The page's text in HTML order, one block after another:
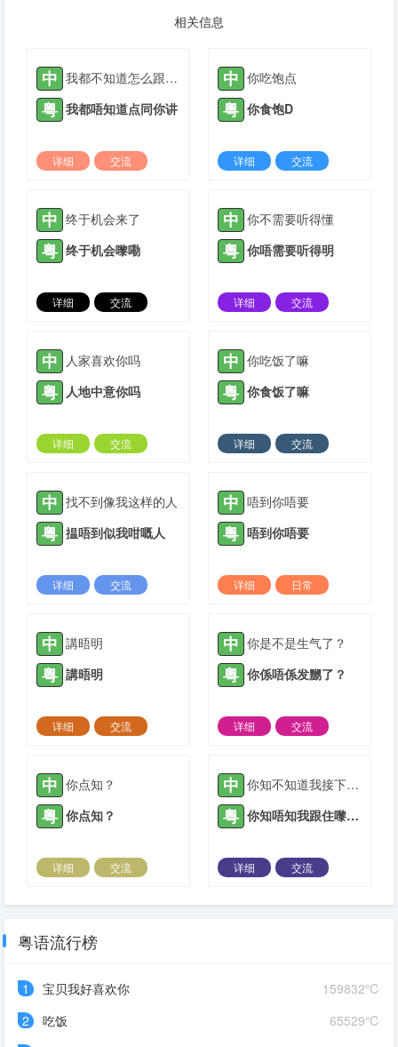
相关信息
中 我都不知道怎么跟你说
粤 我都唔知道点同你讲
详细
交流
中 你吃饱点
粤 你食饱D
详细
交流
中 终于机会来了
粤 终于机会嚟嘞
详细
交流
中 你不需要听得懂
粤 你唔需要听得明
详细
交流
中 人家喜欢你吗
粤 人地中意你吗
详细
交流
中 你吃饭了嘛
粤 你食饭了嘛
详细
交流
中 找不到像我这样的人
粤 揾唔到似我咁嘅人
详细
交流
中 唔到你唔要
粤 唔到你唔要
详细
日常
中 講晤明
粤 講晤明
详细
交流
中 你是不是生气了？
粤 你係唔係发嬲了？
详细
交流
中 你点知？
粤 你点知？
详细
交流
中 你知不知道我接下来怎么做？
粤 你知唔知我跟住嚟点做？
详细
交流
粤语流行榜
159832℃
1
宝贝我好喜欢你
65529℃
2
吃饭